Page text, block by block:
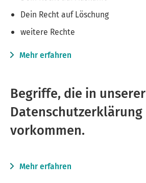
Dein Recht auf Löschung
weitere Rechte
Mehr erfahren
Begriffe, die in unserer
Datenschutzerklärung
vorkommen.
Mehr erfahren